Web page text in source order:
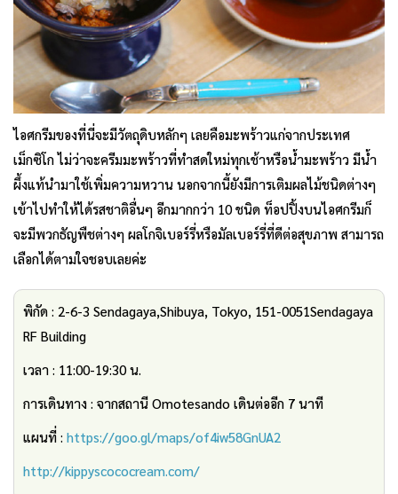
ไอศกรีมของที่นี่จะมีวัตถุดิบหลักๆ เลยคือมะพร้าวแก่จากประเทศ
เม็กซิโก ไม่ว่าจะครีมมะพร้าวที่ทำสดใหม่ทุกเช้าหรือน้ำมะพร้าว มีน้ำ
ผึ้งแท้นำมาใช้เพิ่มความหวาน นอกจากนี้ยังมีการเติมผลไม้ชนิดต่างๆ
เข้าไปทำให้ได้รสชาติอื่นๆ อีกมากกว่า 10 ชนิด ท็อปปิ้งบนไอศกรีมก็
จะมีพวกธัญพืชต่างๆ ผลโกจิเบอร์รี่หรือมัลเบอร์รี่ที่ดีต่อสุขภาพ สามารถ
เลือกได้ตามใจชอบเลยค่ะ
พิกัด : 2-6-3 Sendagaya,Shibuya, Tokyo, 151-0051Sendagaya
RF Building
เวลา : 11:00-19:30 น.
การเดินทาง : จากสถานี Omotesando เดินต่ออีก 7 นาที
แผนที่ : https://goo.gl/maps/of4iw58GnUA2
http://kippyscococream.com/